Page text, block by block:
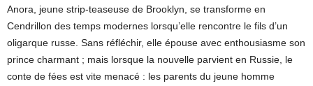
Anora, jeune strip-teaseuse de Brooklyn, se transforme en
Cendrillon des temps modernes lorsqu’elle rencontre le fils d’un
oligarque russe. Sans réfléchir, elle épouse avec enthousiasme son
prince charmant ; mais lorsque la nouvelle parvient en Russie, le
conte de fées est vite menacé : les parents du jeune homme